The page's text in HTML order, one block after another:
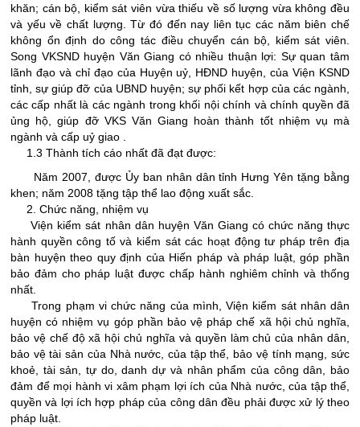
khăn; cán bộ, kiểm sát viên vừa thiếu về số lượng vừa không đều
và yếu về chất lượng. Từ đó đến nay liên tục các năm biên chế
không ổn định do công tác điều chuyển cán bộ, kiểm sát viên.
Song VKSND huyện Văn Giang có nhiều thuận lợi: Sự quan tâm
lãnh đạo và chỉ đạo của Huyện uỷ, HĐND huyện, của Viện KSND
tỉnh, sự giúp đỡ của UBND huyện; sự phối kết hợp của các ngành,
các cấp nhất là các ngành trong khối nội chính và chính quyền đã
ủng hộ, giúp đỡ VKS Văn Giang hoàn thành tốt nhiệm vụ mà
ngành và cấp uỷ giao .
1.3 Thành tích cáo nhất đã đạt được:
Năm 2007, được Ủy ban nhân dân tỉnh Hưng Yên tặng bằng
khen; năm 2008 tặng tập thể lao động xuất sắc.
2. Chức năng, nhiệm vụ
Viện kiểm sát nhân dân huyện Văn Giang có chức năng thực
hành quyền công tố và kiểm sát các hoạt động tư pháp trên địa
bàn huyện theo quy định của Hiến pháp và pháp luật, góp phần
bảo đảm cho pháp luật được chấp hành nghiêm chỉnh và thống
nhất.
Trong phạm vi chức năng của mình, Viện kiểm sát nhân dân
huyện có nhiệm vụ góp phần bảo vệ pháp chế xã hội chủ nghĩa,
bảo vệ chế độ xã hội chủ nghĩa và quyền làm chủ của nhân dân,
bảo vệ tài sản của Nhà nước, của tập thể, bảo vệ tính mạng, sức
khoẻ, tài sản, tự do, danh dự và nhân phẩm của công dân, bảo
đảm để mọi hành vi xâm phạm lợi ích của Nhà nước, của tập thể,
quyền và lợi ích hợp pháp của công dân đều phải được xử lý theo
pháp luật.